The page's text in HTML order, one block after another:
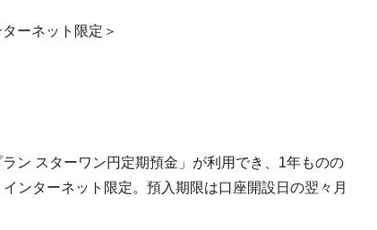
ーネット限定＞
ン スターワン円定期預金」が利用でき、1年ものの
ンターネット限定。預入期限は口座開設日の翌々月